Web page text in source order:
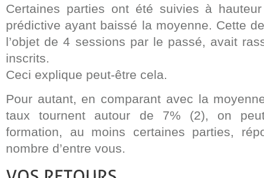
Certaines parties ont été suivies à
prédictive ayant baissé la moyenne. Cette
l’objet de 4 sessions par le passé, avait
inscrits.
Ceci explique peut-être cela.
Pour autant, en comparant avec la
taux tournent autour de 7% (2), on
formation, au moins certaines parties,
nombre d’entre vous.